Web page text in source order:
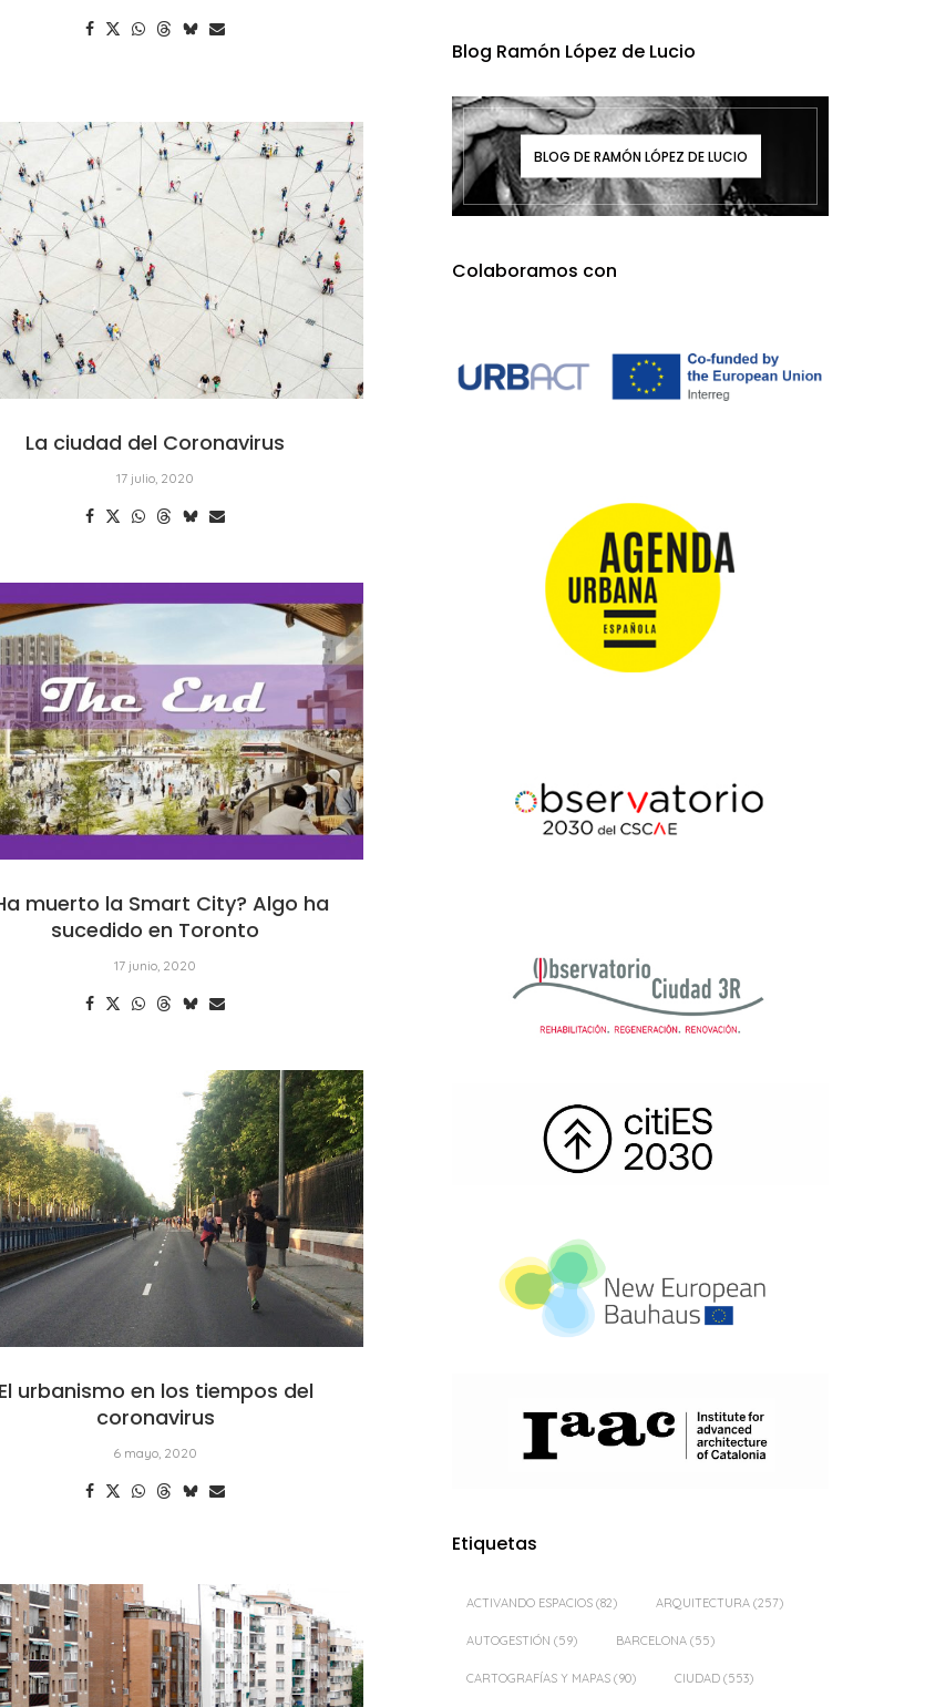
La ciudad del Coronavirus
17 julio, 2020
muerto la Smart City? Algo ha
sucedido en Toronto
17 junio, 2020
El urbanismo en los tiempos del
coronavirus
6 mayo, 2020
Blog Ramón López de Lucio
BLOG DE RAMÓN LÓPEZ DE LUCIO
Colaboramos con
Etiquetas
ACTIVANDO ESPACIOS (82) ARQUITECTURA (257)
AUTOGESTIÓN (59) BARCELONA (55)
CARTOGRAFÍAS Y MAPAS (90) CIUDAD (553)